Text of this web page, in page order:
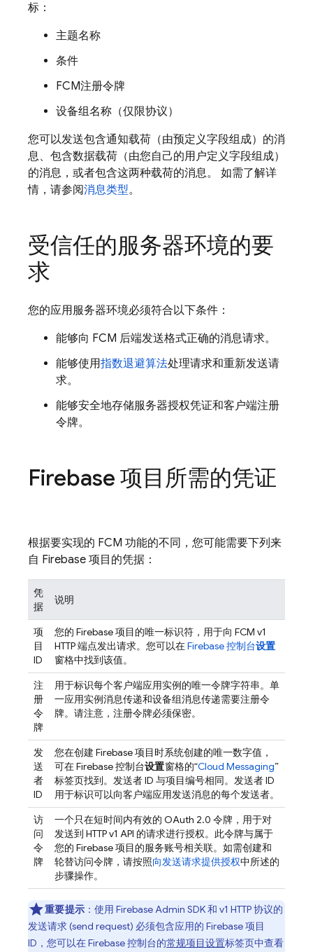
标：
主题名称
条件
FCM注册令牌
设备组名称（仅限协议）
您可以发送包含通知载荷（由预定义字段组成）的消
息、包含数据载荷（由您自己的用户定义字段组成）
的消息，或者包含这两种载荷的消息。 如需了解详
情，请参阅消息类型。
受信任的服务器环境的要
求
您的应用服务器环境必须符合以下条件：
能够向 FCM 后端发送格式正确的消息请求。
能够使用指数退避算法处理请求和重新发送请
求。
能够安全地存储服务器授权凭证和客户端注册
令牌。
Firebase 项目所需的凭证
根据要实现的 FCM 功能的不同，您可能需要下列来
自 Firebase 项目的凭据：
凭
据
说明
项
目
ID
您的 Firebase 项目的唯一标识符，用于向 FCM v1
HTTP 端点发出请求。您可以在Firebase控制台设置
窗格中找到该值。
注
册
令
牌
用于标识每个客户端应用实例的唯一令牌字符串。单
一应用实例消息传递和设备组消息传递需要注册令
牌。请注意，注册令牌必须保密。
发
送
者
ID
您在创建 Firebase 项目时系统创建的唯一数字值，
可在Firebase控制台设置窗格的“Cloud Messaging”
标签页找到。发送者 ID 与项目编号相同。发送者 ID
用于标识可以向客户端应用发送消息的每个发送者。
访
问
令
牌
一个只在短时间内有效的 OAuth 2.0 令牌，用于对
发送到 HTTP v1 API 的请求进行授权。此令牌与属于
您的 Firebase 项目的服务账号相关联。如需创建和
轮替访问令牌，请按照向发送请求提供授权中所述的
步骤操作。
重要提示 ：使用 FirebaseAdmin SDK和 v1 HTTP 协议的
发送请求 (send request) 必须包含应用的 Firebase 项目
ID，您可以在Firebase控制台的常规项目设置标签页中查看